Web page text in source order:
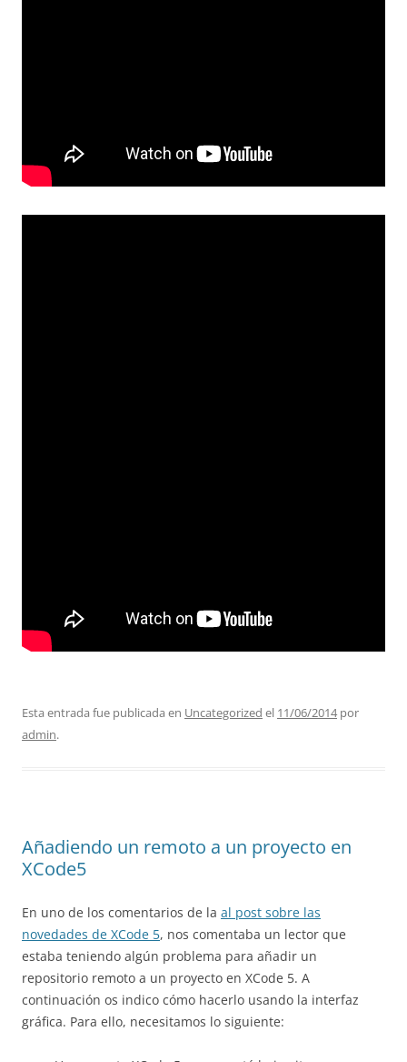
Esta entrada fue publicada en Uncategorized el 11/06/2014por
admin.
Añadiendo un remoto a un proyecto en
XCode5
En uno de los comentarios de la al post sobre las
novedades de XCode 5, nos comentaba un lector que
estaba teniendo algún problema para añadir un
repositorio remoto a un proyecto en XCode 5. A
continuación os indico cómo hacerlo usando la interfaz
gráfica. Para ello, necesitamos lo siguiente: